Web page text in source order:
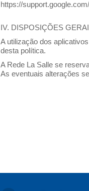
https://
IV. DISPOSIÇÕES
A utilização dos
desta política.
A Rede La Salle se
As eventuais alterações